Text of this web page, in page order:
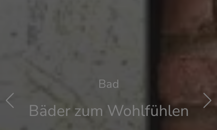
Bad
Bäder zum Wohlfühlen